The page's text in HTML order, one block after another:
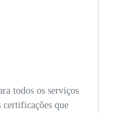
todos os serviços
que